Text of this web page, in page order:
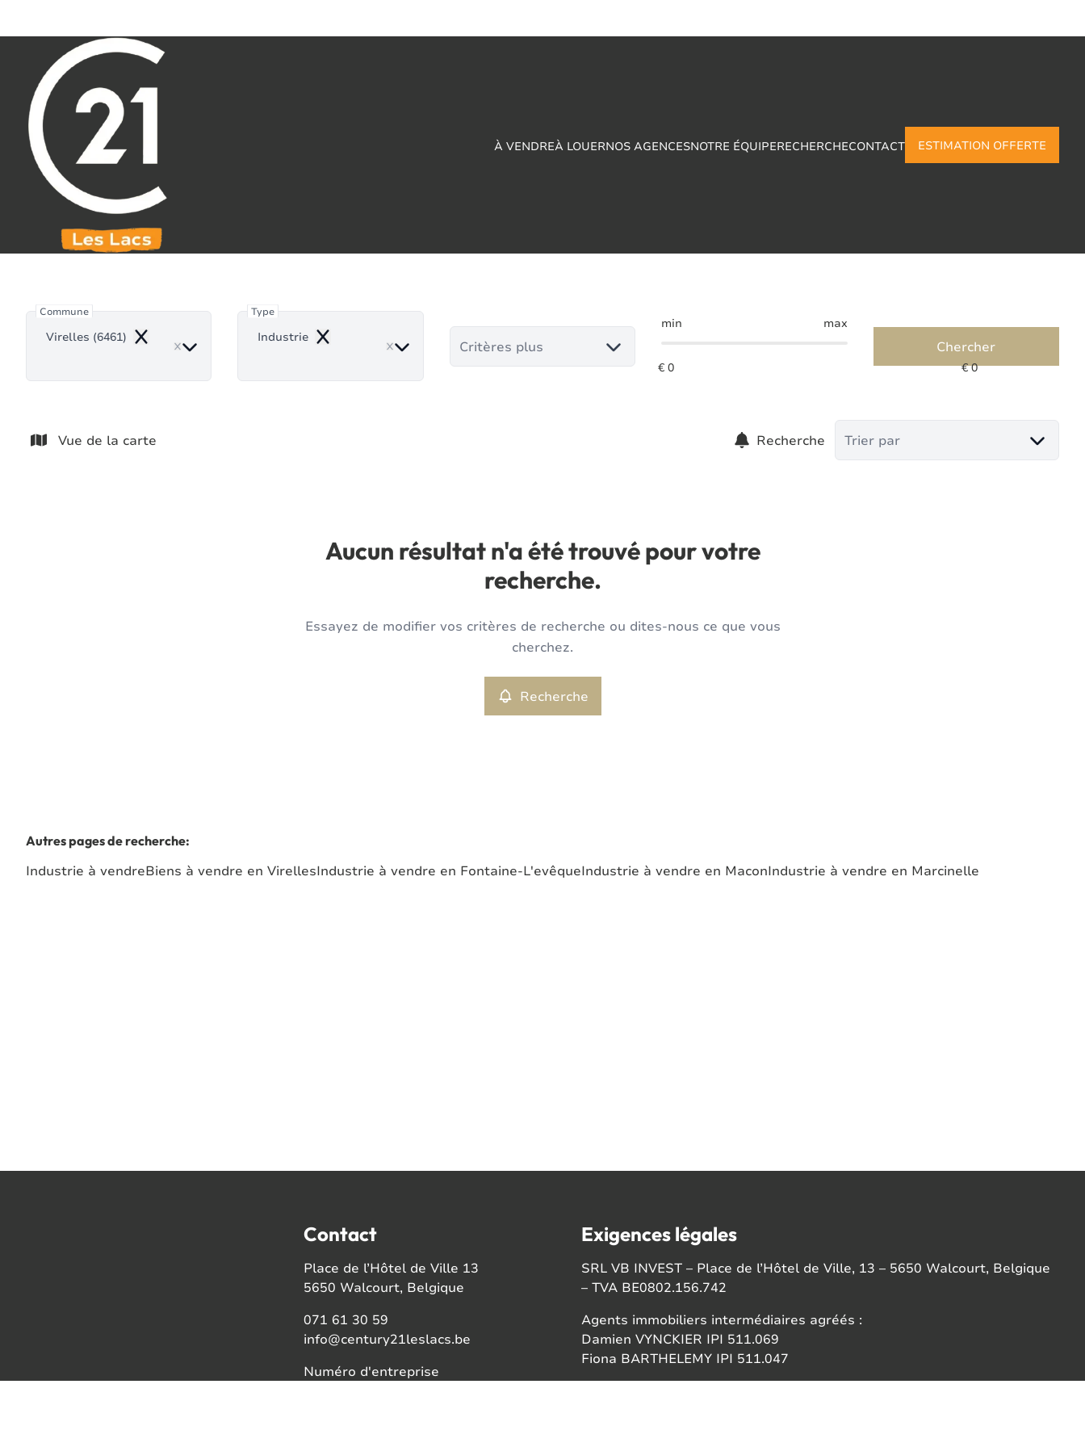
À VENDREÀ LOUERNOS AGENCESNOTRE ÉQUIPERECHERCHECONTACT ESTIMATION OFFERTE
Commune
Virelles (6461) Remove
Type
Industrie Remove Critères plus
min max
Chercher
Vue de la carte Recherche Trier par
Aucun résultat n'a été trouvé pour votre
recherche.
Essayez de modifier vos critères de recherche ou dites-nous ce que vous
cherchez.
Recherche
Autres pages de recherche:
Industrie à vendreBiens à vendre en VirellesIndustrie à vendre en Fontaine-L'evêqueIndustrie à vendre en MaconIndustrie à vendre en Marcinelle
Contact
Place de l’Hôtel de Ville 13
5650 Walcourt, Belgique
071 61 30 59
info@century21leslacs.be
Numéro d'entreprise
Exigences légales
SRL VB INVEST – Place de l’Hôtel de Ville, 13 – 5650 Walcourt, Belgique
– TVA BE0802.156.742
Agents immobiliers intermédiaires agréés :
Damien VYNCKIER IPI 511.069
Fiona BARTHELEMY IPI 511.047